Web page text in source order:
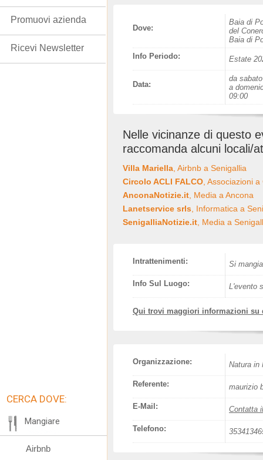
Dove:
Baia di
del
Baia di
Info Periodo:
Estate
Data:
da
a
09:00
Nelle vicinanze di questo
raccomanda alcuni locali/
Villa Mariella , Airbnb a Senigallia
Circolo ACLI FALCO , Associazioni
AnconaNotizie.it , Media a Ancona
Lanetservice srls , Informatica a
SenigalliaNotizie.it , Media a
Intrattenimenti: Si mangia
Info Sul Luogo: L'evento
Qui trovi maggiori informazioni su
Organizzazione: Natura in
Referente: maurizio
E-Mail: Contatta
Telefono:
Promuovi azienda
Ricevi Newsletter
CERCA DOVE:
Mangiare
Airbnb